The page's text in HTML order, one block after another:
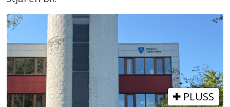
PLUSS